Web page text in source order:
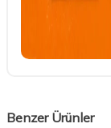
Benzer Ürünler